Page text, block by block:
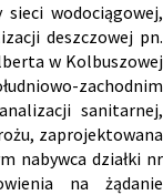
wodociągowej,
deszczowej pn.
w Kolbuszowej
zachodnim
sanitarnej,
zaprojektowana
nabywca działki nr
na żądanie